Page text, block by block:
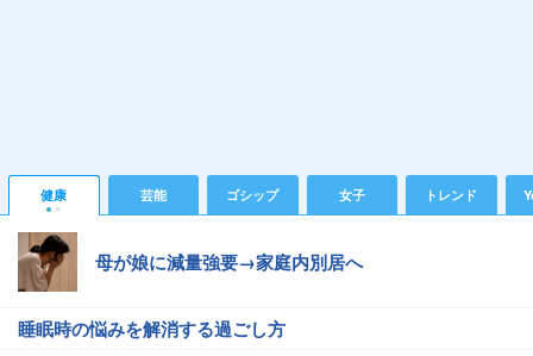
健康 芸能 ゴシップ 女子 トレンド
母が娘に減量強要→家庭内別居へ
睡眠時の悩みを解消する過ごし方